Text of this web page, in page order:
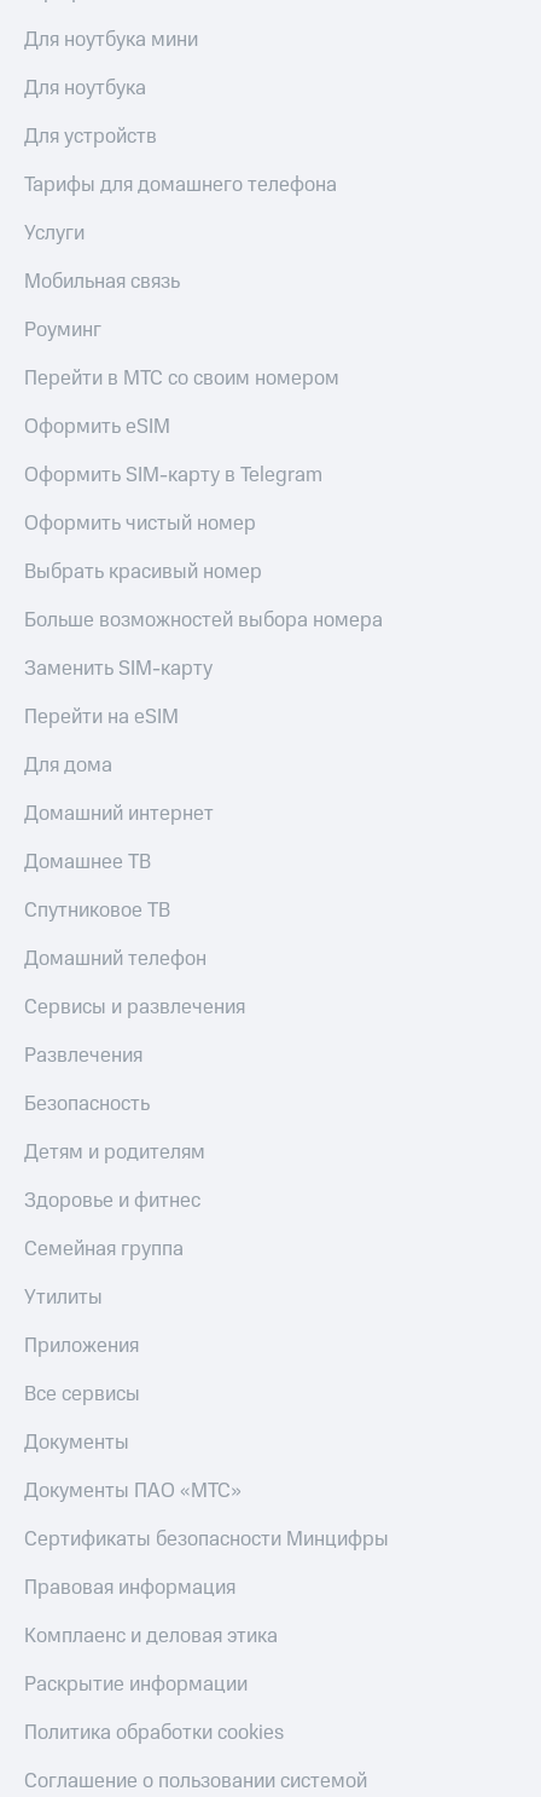
Для ноутбука мини
Для ноутбука
Для устройств
Тарифы для домашнего телефона
Услуги
Мобильная связь
Роуминг
Перейти в МТС со своим номером
Оформить eSIM
Оформить SIM-карту в Telegram
Оформить чистый номер
Выбрать красивый номер
Больше возможностей выбора номера
Заменить SIM-карту
Перейти на eSIM
Для дома
Домашний интернет
Домашнее ТВ
Спутниковое ТВ
Домашний телефон
Сервисы и развлечения
Развлечения
Безопасность
Детям и родителям
Здоровье и фитнес
Семейная группа
Утилиты
Приложения
Все сервисы
Документы
Документы ПАО «МТС»
Сертификаты безопасности Минцифры
Правовая информация
Комплаенс и деловая этика
Раскрытие информации
Политика обработки cookies
Соглашение о пользовании системой